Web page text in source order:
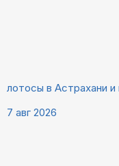
лотосы в Астрахани и
7 авг 2026